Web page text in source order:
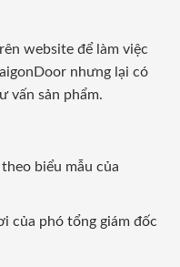
website để làm việc
nhưng lại có
vấn sản phẩm.
biểu mẫu của
của phó tổng giám đốc